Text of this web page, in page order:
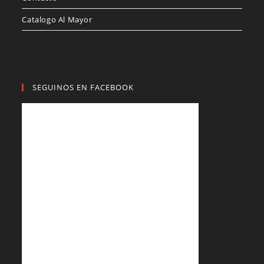
Catalogo Al Mayor
SEGUINOS EN FACEBOOK